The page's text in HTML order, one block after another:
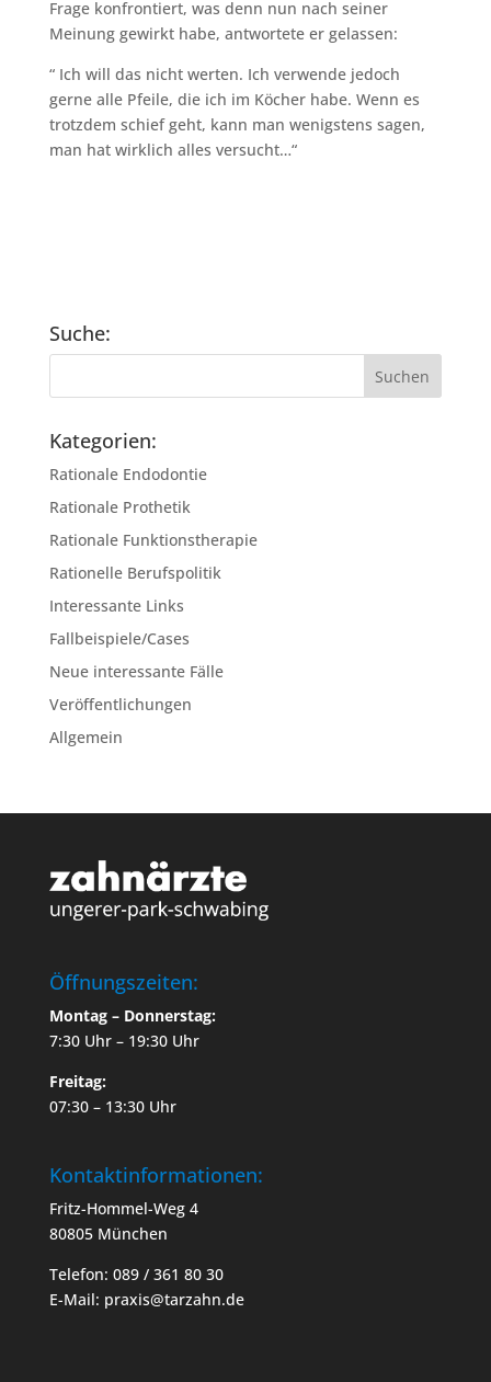
Frage konfrontiert, was denn nun nach seiner
Meinung gewirkt habe, antwortete er gelassen:
“ Ich will das nicht werten. Ich verwende jedoch
gerne alle Pfeile, die ich im Köcher habe. Wenn es
trotzdem schief geht, kann man wenigstens sagen,
man hat wirklich alles versucht…“
Suche:
Kategorien:
Rationale Endodontie
Rationale Prothetik
Rationale Funktionstherapie
Rationelle Berufspolitik
Interessante Links
Fallbeispiele/Cases
Neue interessante Fälle
Veröffentlichungen
Allgemein
Öffnungszeiten:
Montag – Donnerstag:
7:30 Uhr – 19:30 Uhr
Freitag:
07:30 – 13:30 Uhr
Kontaktinformationen:
Fritz-Hommel-Weg 4
80805 München
Telefon: 089 / 361 80 30
E-Mail: praxis@tarzahn.de